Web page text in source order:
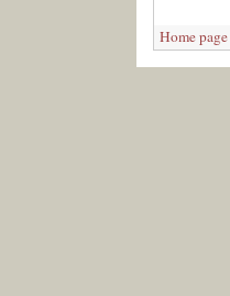
Home page